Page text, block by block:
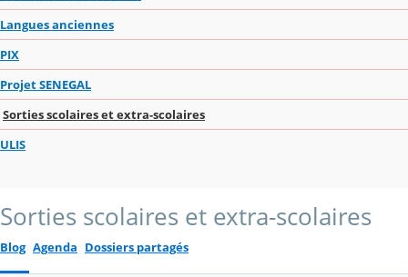
Langues anciennes
PIX
Projet SENEGAL
Sorties scolaires et extra-scolaires
ULIS
Sorties scolaires et extra-scolaires
Blog Agenda Dossiers partagés